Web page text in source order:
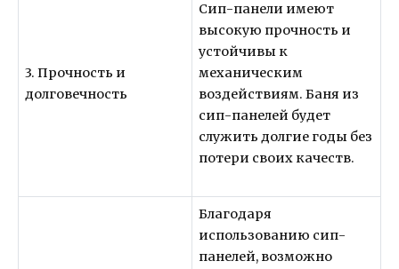
3. Прочность и
долговечность
Сип-панели имеют
высокую прочность и
устойчивы к
механическим
воздействиям. Баня из
сип-панелей будет
служить долгие годы без
потери своих качеств.
Благодаря
использованию сип-
панелей, возможно